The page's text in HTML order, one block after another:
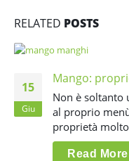
RELATED POSTS
15
Giu
Mango:
Non è soltanto
al proprio
proprietà
Read More